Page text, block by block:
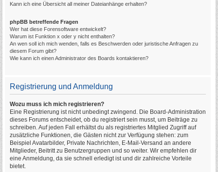
Kann ich eine Übersicht all meiner Dateianhänge erhalten?
phpBB betreffende Fragen
Wer hat diese Forensoftware entwickelt?
Warum ist Funktion x oder y nicht enthalten?
An wen soll ich mich wenden, falls es Beschwerden oder juristische Anfragen zu
diesem Forum gibt?
Wie kann ich einen Administrator des Boards kontaktieren?
Registrierung und Anmeldung
Wozu muss ich mich registrieren?
Eine Registrierung ist nicht unbedingt zwingend. Die Board-Administration
dieses Forums entscheidet, ob du registriert sein musst, um Beiträge zu
schreiben. Auf jeden Fall erhältst du als registriertes Mitglied Zugriff auf
zusätzliche Funktionen, die Gästen nicht zur Verfügung stehen: zum
Beispiel Avatarbilder, Private Nachrichten, E-Mail-Versand an andere
Mitglieder, Beitritt zu Benutzergruppen und so weiter. Wir empfehlen dir
eine Anmeldung, da sie schnell erledigt ist und dir zahlreiche Vorteile
bietet.